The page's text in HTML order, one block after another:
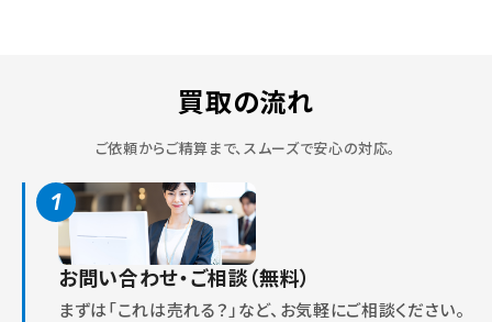
買取の流れ
ご依頼からご精算まで、スムーズで安心の対応。
1
お問い合わせ・ご相談（無料）
まずは「これは売れる？」など、お気軽にご相談ください。